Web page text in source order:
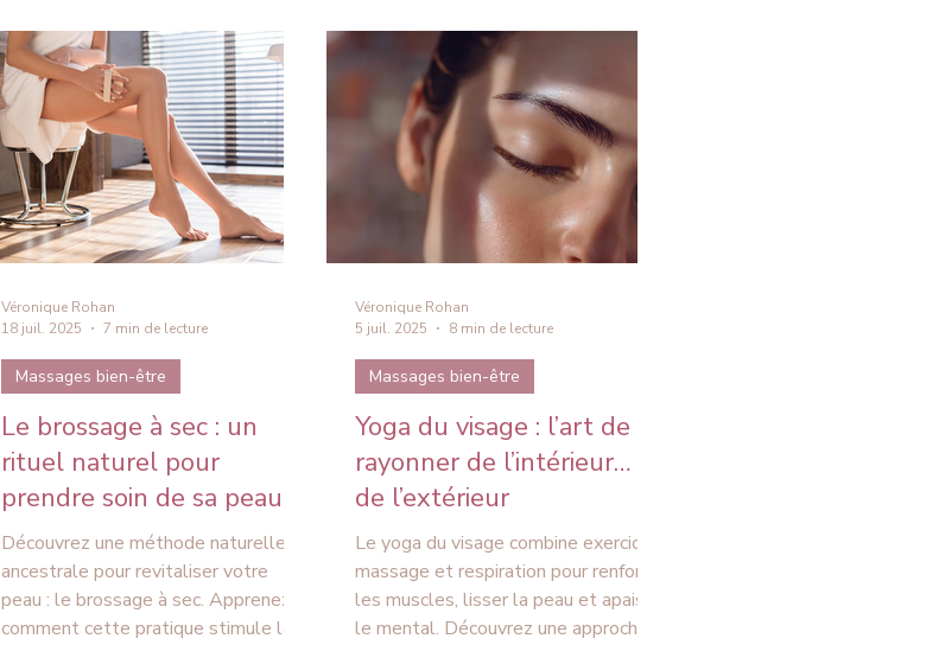
Le brossage à sec : un
rituel naturel pour
prendre soin de sa peau
Découvrez une méthode naturelle et
ancestrale pour revitaliser votre
peau : le brossage à sec. Apprenez
comment cette pratique stimule la
Massages bien-être
Véronique Rohan
18 juil. 2025
7 min de lecture
Yoga du visage : l’art de
rayonner de l’intérieur… et
de l’extérieur
Le yoga du visage combine exercices,
massage et respiration pour renforcer
les muscles, lisser la peau et apaiser
le mental. Découvrez une approche
Massages bien-être
Véronique Rohan
5 juil. 2025
8 min de lecture